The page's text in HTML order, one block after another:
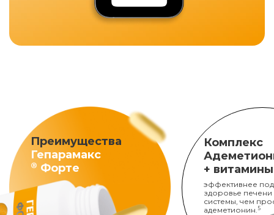
Преимущества
Гепарамакс
® Форте
Комплекс
+
эффективнее
здоровье печени
системы, чем
адеметионин. 5